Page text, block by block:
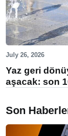
July 26, 2026
Yaz geri
aşacak: son
Son